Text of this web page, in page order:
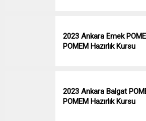
2023 Ankara Emek
POMEM Hazırlık Kursu
2023 Ankara Balgat
POMEM Hazırlık Kursu